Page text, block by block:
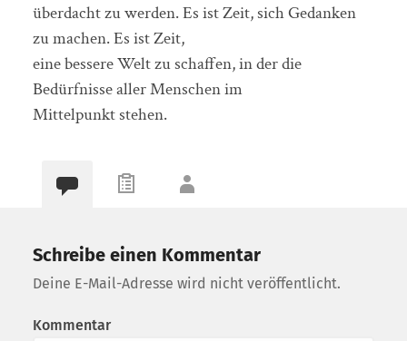
überdacht zu werden. Es ist Zeit, sich Gedanken
zu machen. Es ist Zeit,
eine bessere Welt zu schaffen, in der die
Bedürfnisse aller Menschen im
Mittelpunkt stehen.
Schreibe einen Kommentar
Deine E-Mail-Adresse wird nicht veröffentlicht.
Kommentar